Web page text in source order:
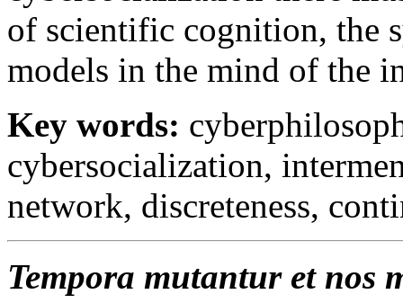
of scientific cognition, the
models in the mind of the
Key words:
cybersocialization,
network, discreteness,
Tempora mutantur et nos